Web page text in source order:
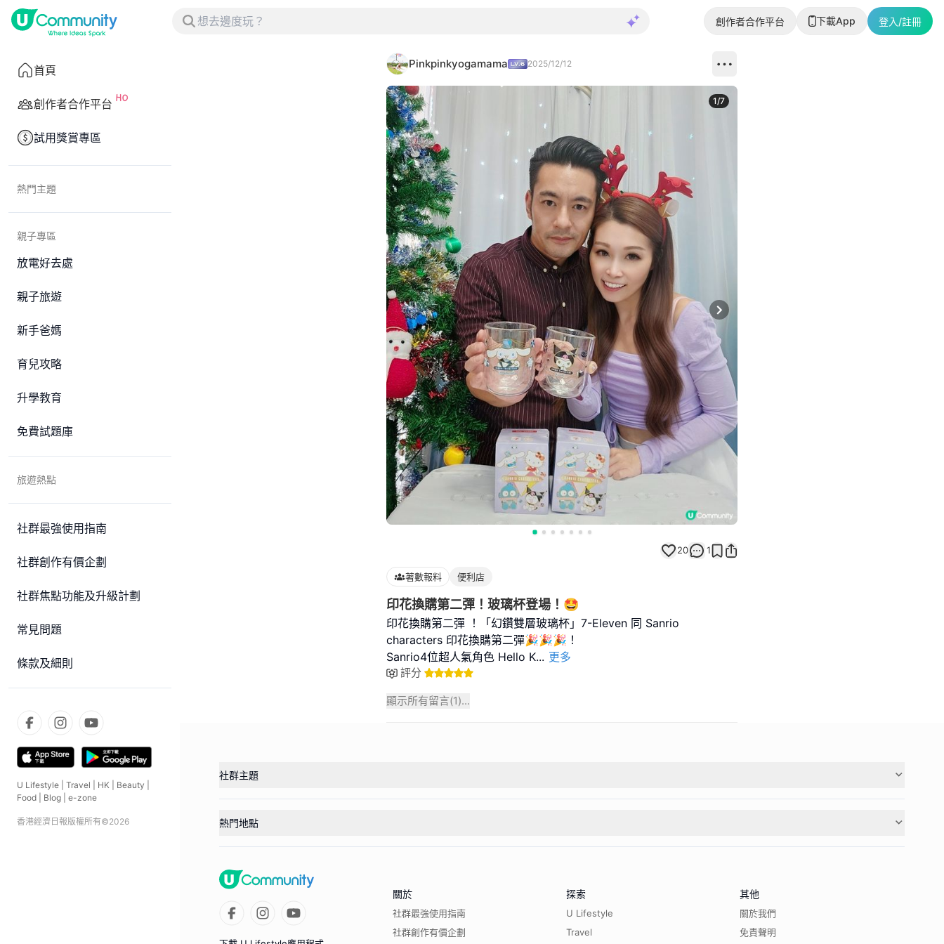
創作者合作平台 下載App 登入/註冊
首頁
創作者合作平台
試用獎賞專區
熱門主題
親子專區
放電好去處
親子旅遊
新手爸媽
育兒攻略
升學教育
免費試題庫
旅遊熱點
社群最強使用指南
社群創作有價企劃
社群焦點功能及升級計劃
常見問題
條款及細則
U Lifestyle Travel HK Beauty
Food
Blog e-zone
香港經濟日報版權所有©2026
Pinkpinkyogamama 2025/12/12
Next slide
1/7
20 1
著數報料 便利店
印花換購第二彈！玻璃杯登場！🤩
印花換購第二彈 ！「幻鑽雙層玻璃杯」7-Eleven 同 Sanrio
characters 印花換購第二彈🎉🎉🎉！
Sanrio4位超人氣角色 Hello K... 更多
評分
顯示所有留言(1)...
社群主題
熱門地點
關於
社群最強使用指南
社群創作有價企劃
探索
U Lifestyle
Travel
其他
關於我們
免責聲明